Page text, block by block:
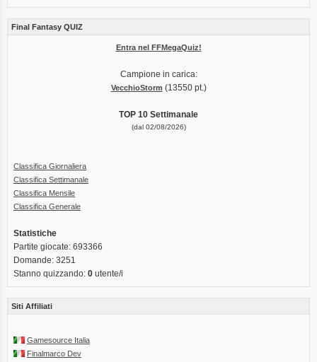
Final Fantasy QUIZ
Entra nel FFMegaQuiz!
Campione in carica:
VecchioStorm (13550 pt.)
TOP 10 Settimanale
(dal 02/08/2026)
Classifica Giornaliera
Classifica Settimanale
Classifica Mensile
Classifica Generale
Statistiche
Partite giocate: 693366
Domande: 3251
Stanno quizzando: 0 utente/i
Siti Affiliati
Gamesource Italia
Finalmarco Dev